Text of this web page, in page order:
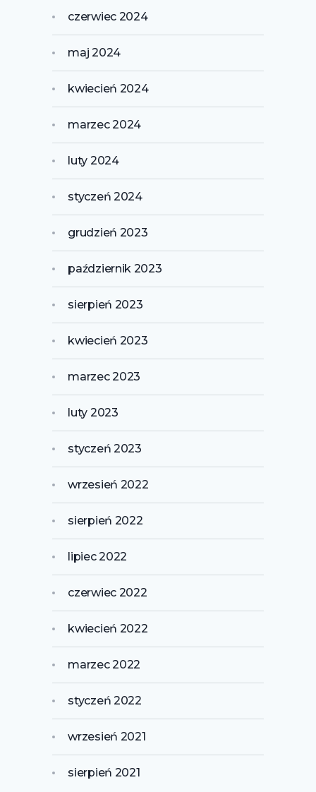
czerwiec 2024
maj 2024
kwiecień 2024
marzec 2024
luty 2024
styczeń 2024
grudzień 2023
październik 2023
sierpień 2023
kwiecień 2023
marzec 2023
luty 2023
styczeń 2023
wrzesień 2022
sierpień 2022
lipiec 2022
czerwiec 2022
kwiecień 2022
marzec 2022
styczeń 2022
wrzesień 2021
sierpień 2021